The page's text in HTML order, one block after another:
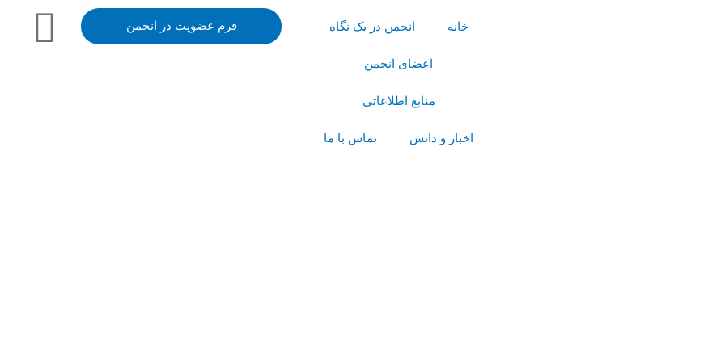
خانه انجمن در یک نگاه
اعضای انجمن
منابع اطلاعاتی
اخبار و دانش تماس با ما
فرم عضویت در انجمن